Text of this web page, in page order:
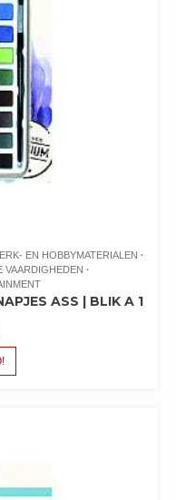
EN HOBBYMATERIALEN
VAARDIGHEDEN
ASS | BLIK A 1